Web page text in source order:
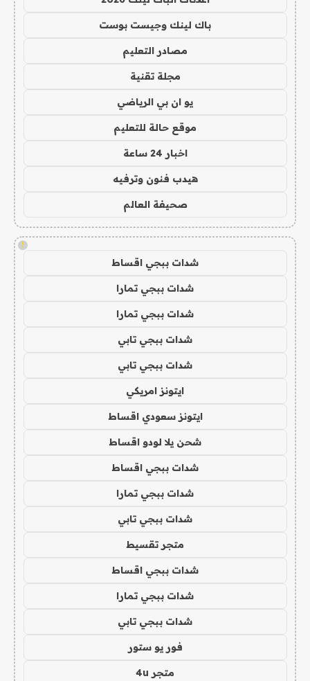
باك لينك وجيست بوست
مصادر التعليم
مجلة تقنية
يو ان بي الرياضي
موقع حالة للتعليم
اخبار 24 ساعة
هيدب فنون وترفيه
صحيفة العالم
!
شدات ببجي اقساط
شدات ببجي تمارا
شدات ببجي تمارا
شدات ببجي تابي
شدات ببجي تابي
ايتونز امريكي
ايتونز سعودي اقساط
شحن يلا لودو اقساط
شدات ببجي اقساط
شدات ببجي تمارا
شدات ببجي تابي
متجر تقسيط
شدات ببجي اقساط
شدات ببجي تمارا
شدات ببجي تابي
فور يو ستور
متجر 4u